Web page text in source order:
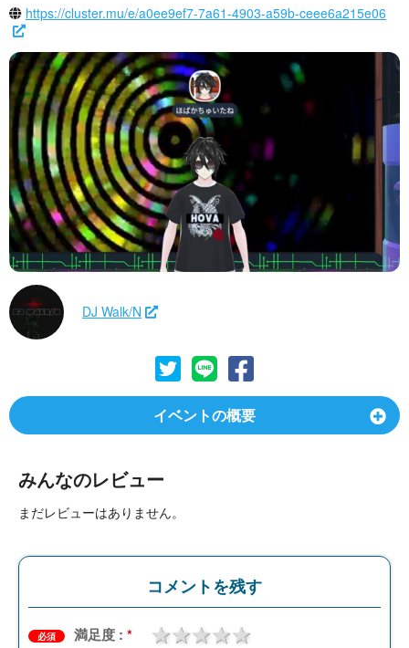
https://cluster.mu/e/a0ee9ef7-7a61-4903-a59b-ceee6a215e06
DJ Walk/N
イベントの概要
みんなのレビュー
まだレビューはありません。
コメントを残す
必須 満足度 : * 4 stars
3 stars
2 stars
1 star